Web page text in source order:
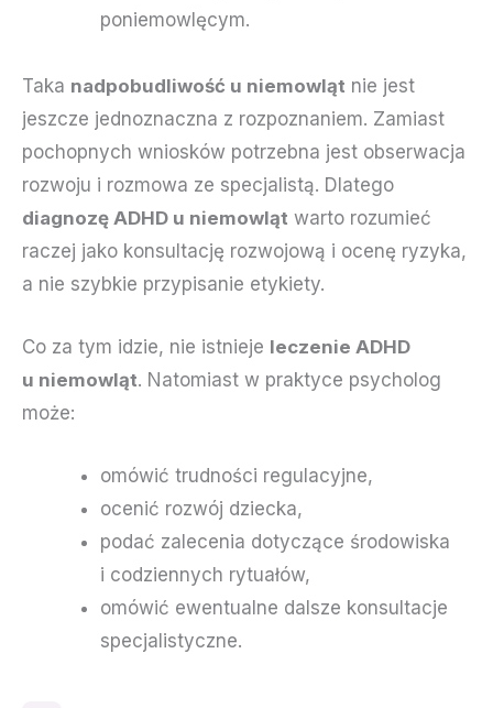
poniemowlęcym.
Taka nadpobudliwość u niemowląt nie jest
jeszcze jednoznaczna z rozpoznaniem. Zamiast
pochopnych wniosków potrzebna jest obserwacja
rozwoju i rozmowa ze specjalistą. Dlatego
diagnozę ADHD u niemowląt warto rozumieć
raczej jako konsultację rozwojową i ocenę ryzyka,
a nie szybkie przypisanie etykiety.
Co za tym idzie, nie istnieje leczenie ADHD
u niemowląt. Natomiast w praktyce psycholog
może:
omówić trudności regulacyjne,
ocenić rozwój dziecka,
podać zalecenia dotyczące środowiska
i codziennych rytuałów,
omówić ewentualne dalsze konsultacje
specjalistyczne.